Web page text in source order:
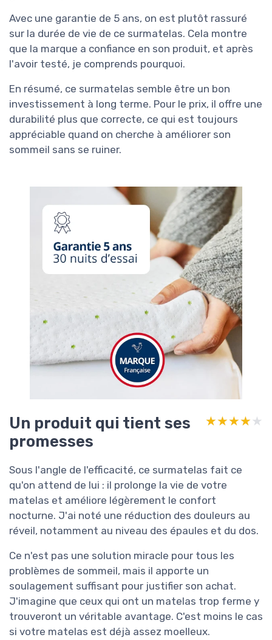
Avec une garantie de 5 ans, on est plutôt rassuré
sur la durée de vie de ce surmatelas. Cela montre
que la marque a confiance en son produit, et après
l'avoir testé, je comprends pourquoi.
En résumé, ce surmatelas semble être un bon
investissement à long terme. Pour le prix, il offre une
durabilité plus que correcte, ce qui est toujours
appréciable quand on cherche à améliorer son
sommeil sans se ruiner.
Un produit qui tient ses
promesses
★★★★★
★★★★★
Sous l'angle de l'efficacité, ce surmatelas fait ce
qu'on attend de lui : il prolonge la vie de votre
matelas et améliore légèrement le confort
nocturne. J'ai noté une réduction des douleurs au
réveil, notamment au niveau des épaules et du dos.
Ce n'est pas une solution miracle pour tous les
problèmes de sommeil, mais il apporte un
soulagement suffisant pour justifier son achat.
J'imagine que ceux qui ont un matelas trop ferme y
trouveront un véritable avantage. C'est moins le cas
si votre matelas est déjà assez moelleux.